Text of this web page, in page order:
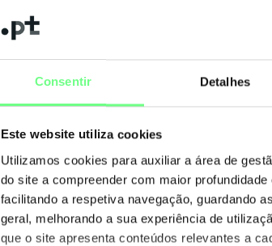
Consentir Detalhes
Este website utiliza cookies
Utilizamos cookies para auxiliar a área de
do site a compreender com maior
facilitando a respetiva navegação, guardando
geral, melhorando a sua experiência de
que o site apresenta conteúdos relevantes a
A campanha
cyber hygiene, reforçando a
crianças, jovens, pais e
Participe até 25 de maio!
Saiba maisaqui